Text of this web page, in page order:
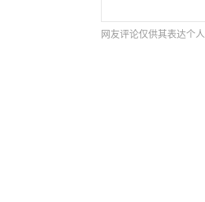
网友评论仅供其表达个